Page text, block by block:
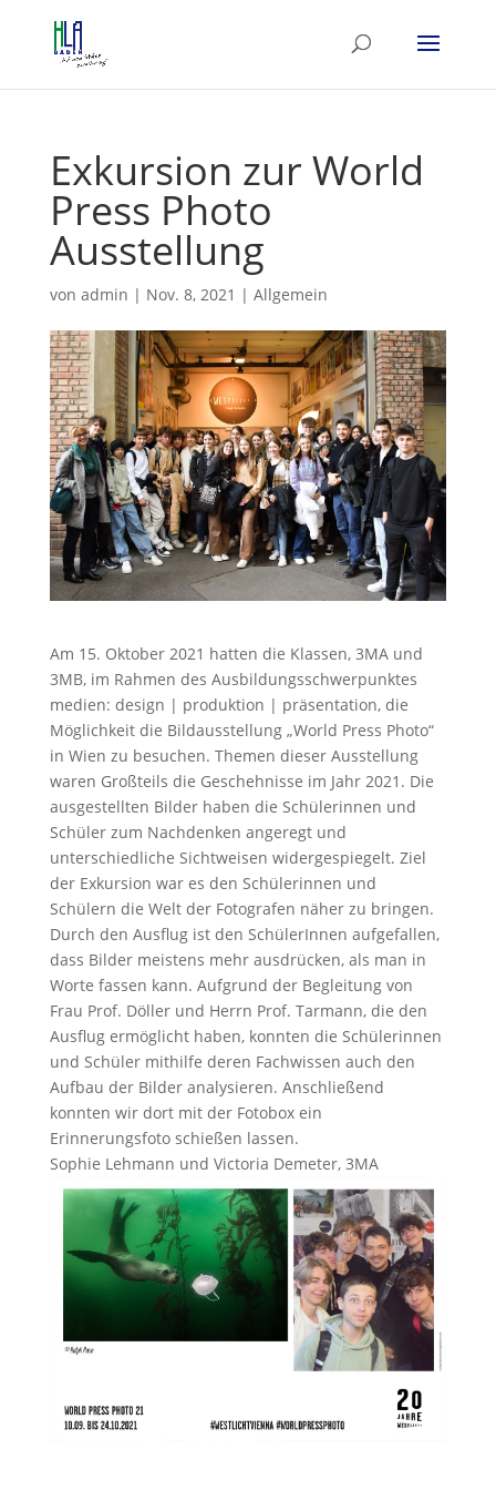
Exkursion zur World
Press Photo
Ausstellung
von admin | Nov. 8, 2021 | Allgemein
Am 15. Oktober 2021 hatten die Klassen, 3MA und
3MB, im Rahmen des Ausbildungsschwerpunktes
medien: design | produktion | präsentation, die
Möglichkeit die Bildausstellung „World Press Photo“
in Wien zu besuchen. Themen dieser Ausstellung
waren Großteils die Geschehnisse im Jahr 2021. Die
ausgestellten Bilder haben die Schülerinnen und
Schüler zum Nachdenken angeregt und
unterschiedliche Sichtweisen widergespiegelt. Ziel
der Exkursion war es den Schülerinnen und
Schülern die Welt der Fotografen näher zu bringen.
Durch den Ausflug ist den SchülerInnen aufgefallen,
dass Bilder meistens mehr ausdrücken, als man in
Worte fassen kann. Aufgrund der Begleitung von
Frau Prof. Döller und Herrn Prof. Tarmann, die den
Ausflug ermöglicht haben, konnten die Schülerinnen
und Schüler mithilfe deren Fachwissen auch den
Aufbau der Bilder analysieren. Anschließend
konnten wir dort mit der Fotobox ein
Erinnerungsfoto schießen lassen.
Sophie Lehmann und Victoria Demeter, 3MA